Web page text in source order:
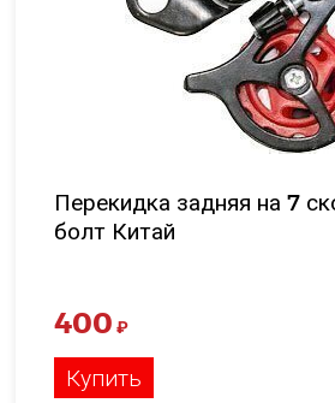
Перекидка задняя на 7
болт Китай
400 ₽
Купить